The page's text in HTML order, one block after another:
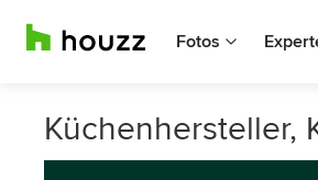
Fotos
Küchenhersteller,